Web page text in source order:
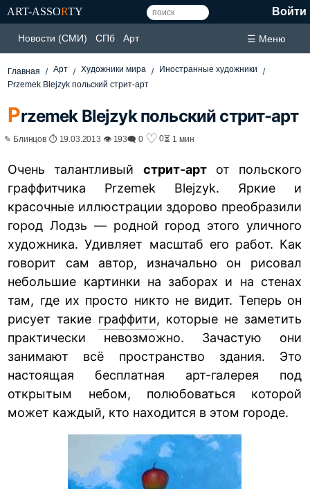
ART-ASSORTY Войти
Новости (СМИ) СПб Арт ☰ Меню
Главная Арт Художники мира
Иностранные художники
Przemek Blejzyk польский стрит-арт
Przemek Blejzyk польский стрит-арт
✎ Блинцов ⏱ 19.03.2013 👁 193🗨 0 ♡ 0⏳ 1 мин
Очень талантливый стрит-артот польского
граффитчика Przemek Blejzyk. Яркие и
красочные иллюстрации здорово преобразили
город Лодзь — родной город этого уличного
художника. Удивляет масштаб его работ. Как
говорит сам автор, изначально он рисовал
небольшие картинки на заборах и на стенах
там, где их просто никто не видит. Теперь он
рисует такие граффити, которые не заметить
практически невозможно. Зачастую они
занимают всё пространство здания. Это
настоящая бесплатная арт-галерея под
открытым небом, полюбоваться которой
может каждый, кто находится в этом городе.